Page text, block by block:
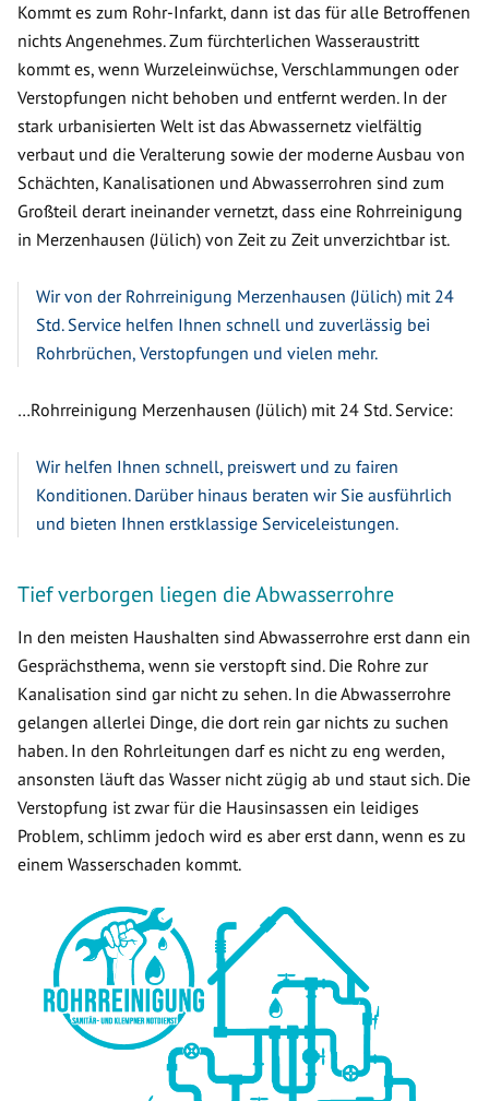
Kommt es zum Rohr-Infarkt, dann ist das für alle Betroffenen
nichts Angenehmes. Zum fürchterlichen Wasseraustritt
kommt es, wenn Wurzeleinwüchse, Verschlammungen oder
Verstopfungen nicht behoben und entfernt werden. In der
stark urbanisierten Welt ist das Abwassernetz vielfältig
verbaut und die Veralterung sowie der moderne Ausbau von
Schächten, Kanalisationen und Abwasserrohren sind zum
Großteil derart ineinander vernetzt, dass eine Rohrreinigung
in Merzenhausen (Jülich) von Zeit zu Zeit unverzichtbar ist.
Wir von der Rohrreinigung Merzenhausen (Jülich) mit 24
Std. Service helfen Ihnen schnell und zuverlässig bei
Rohrbrüchen, Verstopfungen und vielen mehr.
…Rohrreinigung Merzenhausen (Jülich) mit 24 Std. Service:
Wir helfen Ihnen schnell, preiswert und zu fairen
Konditionen. Darüber hinaus beraten wir Sie ausführlich
und bieten Ihnen erstklassige Serviceleistungen.
Tief verborgen liegen die Abwasserrohre
In den meisten Haushalten sind Abwasserrohre erst dann ein
Gesprächsthema, wenn sie verstopft sind. Die Rohre zur
Kanalisation sind gar nicht zu sehen. In die Abwasserrohre
gelangen allerlei Dinge, die dort rein gar nichts zu suchen
haben. In den Rohrleitungen darf es nicht zu eng werden,
ansonsten läuft das Wasser nicht zügig ab und staut sich. Die
Verstopfung ist zwar für die Hausinsassen ein leidiges
Problem, schlimm jedoch wird es aber erst dann, wenn es zu
einem Wasserschaden kommt.